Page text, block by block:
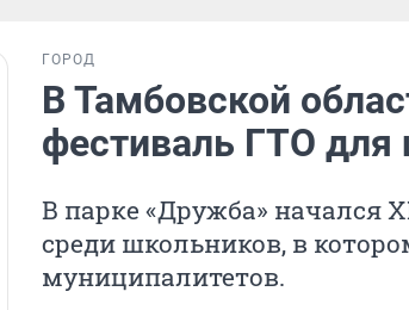
ГОРОД
В Тамбовской
фестиваль ГТО для
В парке «Дружба» начался
среди школьников, в
муниципалитетов.